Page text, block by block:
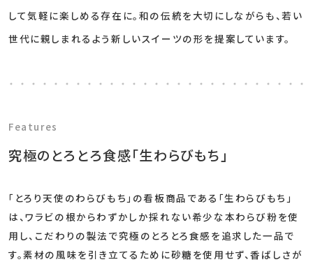
して気軽に楽しめる存在に。和の伝統を大切にしながらも、若い
世代に親しまれるよう新しいスイーツの形を提案しています。
Features
究極のとろとろ食感「生わらびもち」
「とろり天使のわらびもち」の看板商品である「生わらびもち」
は、ワラビの根からわずかしか採れない希少な本わらび粉を使
用し、こだわりの製法で究極のとろとろ食感を追求した一品で
す。素材の風味を引き立てるために砂糖を使用せず、香ばしさが